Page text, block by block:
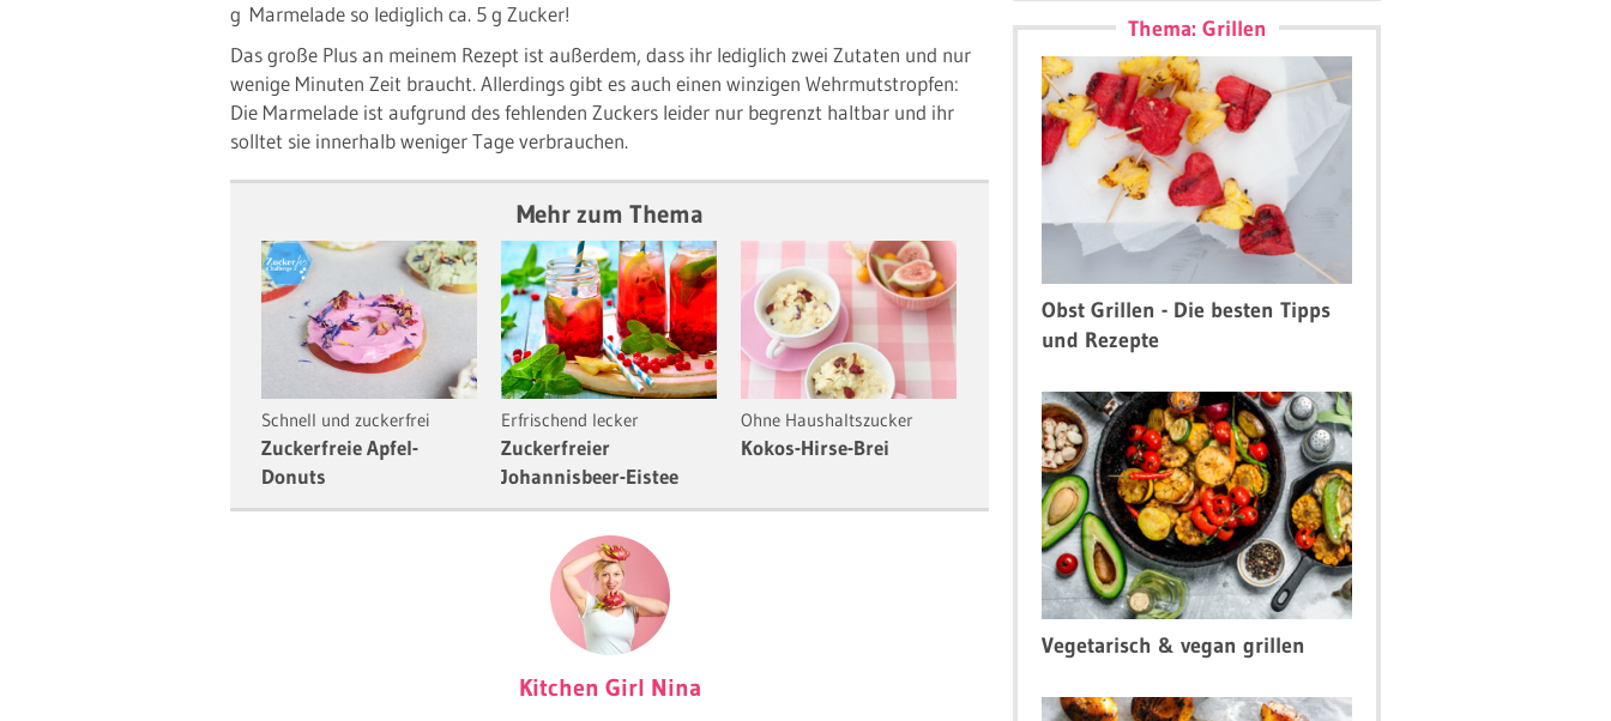
g Marmelade so lediglich ca. 5 g Zucker!
Das große Plus an meinem Rezept ist außerdem, dass ihr lediglich zwei Zutaten und nur
wenige Minuten Zeit braucht. Allerdings gibt es auch einen winzigen Wehrmutstropfen:
Die Marmelade ist aufgrund des fehlenden Zuckers leider nur begrenzt haltbar und ihr
solltet sie innerhalb weniger Tage verbrauchen.
Mehr zum Thema
Schnell und zuckerfrei
Zuckerfreie Apfel-
Donuts
Erfrischend lecker
Zuckerfreier
Johannisbeer-Eistee
Ohne Haushaltszucker
Kokos-Hirse-Brei
Kitchen Girl Nina
Thema: Grillen
Obst Grillen - Die besten Tipps
und Rezepte
Vegetarisch & vegan grillen